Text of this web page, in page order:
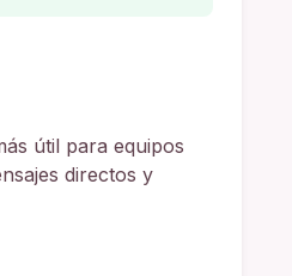
útil para equipos
directos y